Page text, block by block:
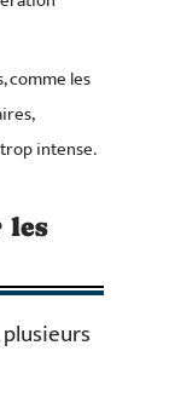
comme les
intense.
les